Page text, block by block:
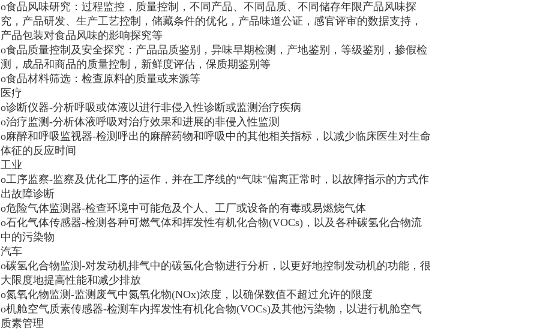
o食品风味研究：过程监控，质量控制，不同产品、不同品质、不同储存年限产品风味探
究，产品研发、生产工艺控制，储藏条件的优化，产品味道公证，感官评审的数据支持，
产品包装对食品风味的影响探究等
o食品质量控制及安全探究：产品品质鉴别，异味早期检测，产地鉴别，等级鉴别，掺假检
测，成品和商品的质量控制，新鲜度评估，保质期鉴别等
o食品材料筛选：检查原料的质量或来源等
医疗
o诊断仪器-分析呼吸或体液以进行非侵入性诊断或监测治疗疾病
o治疗监测-分析体液呼吸对治疗效果和进展的非侵入性监测
o麻醉和呼吸监视器-检测呼出的麻醉药物和呼吸中的其他相关指标，以减少临床医生对生命
体征的反应时间
工业
o工序监察-监察及优化工序的运作，并在工序线的“气味"偏离正常时，以故障指示的方式作
出故障诊断
o危险气体监测器-检查环境中可能危及个人、工厂或设备的有毒或易燃烧气体
o石化气体传感器-检测各种可燃气体和挥发性有机化合物(VOCs)，以及各种碳氢化合物流
中的污染物
汽车
o碳氢化合物监测-对发动机排气中的碳氢化合物进行分析，以更好地控制发动机的功能，很
大限度地提高性能和减少排放
o氮氧化物监测-监测废气中氮氧化物(NOx)浓度，以确保数值不超过允许的限度
o机舱空气质素传感器-检测车内挥发性有机化合物(VOCs)及其他污染物，以进行机舱空气
质素管理